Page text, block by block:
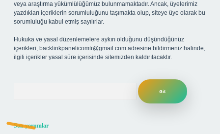
veya araştırma yükümlülüğümüz bulunmamaktadır. Ancak, üyelerimiz
yazdıkları içeriklerin sorumluluğunu taşımakta olup, siteye üye olarak bu
sorumluluğu kabul etmiş sayılırlar.
Hukuka ve yasal düzenlemelere aykırı olduğunu düşündüğünüz
içerikleri, backlinkpanelicomtr@gmail.com adresine bildirmeniz halinde,
ilgili içerikler yasal süre içerisinde sitemizden kaldırılacaktır.
Son yorumlar